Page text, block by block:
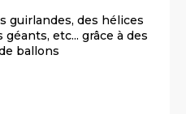
guirlandes, des hélices
etc... grâce à des
ballons